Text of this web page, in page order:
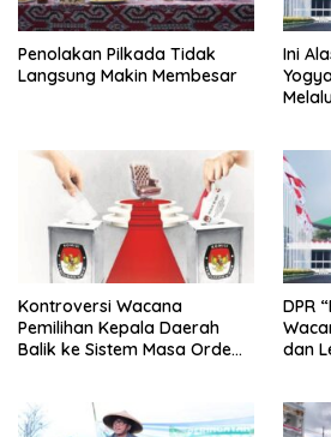
Penolakan Pilkada Tidak
Langsung Makin Membesar
Ini
Kontroversi Wacana
Pemilihan Kepala Daerah
Balik ke Sistem Masa Orde
DPR
dan